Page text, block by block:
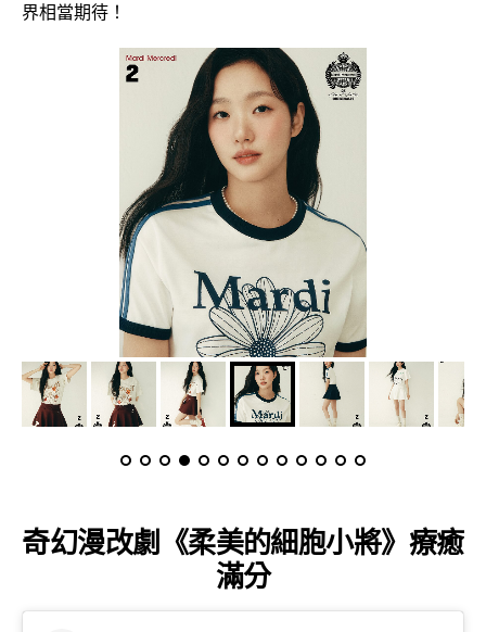
界相當期待！
奇幻漫改劇《柔美的細胞小將》療癒
滿分